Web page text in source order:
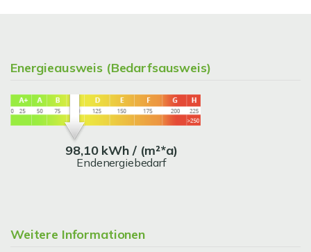
Energieausweis (Bedarfsausweis)
98,10 kWh / (m²*a)
Endenergiebedarf
Weitere Informationen